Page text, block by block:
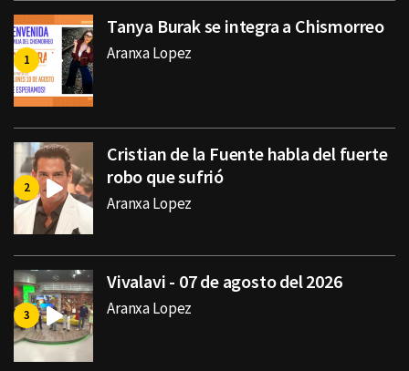
Tanya Burak se integra a Chismorreo
Aranxa Lopez
Cristian de la Fuente habla del fuerte
robo que sufrió
Aranxa Lopez
Vivalavi - 07 de agosto del 2026
Aranxa Lopez